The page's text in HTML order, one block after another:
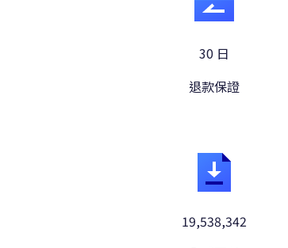
30 日
退款保證
19,538,342